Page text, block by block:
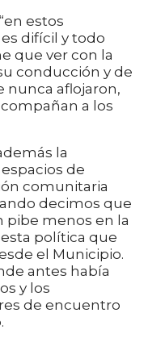
estos
difícil y todo
que ver con la
conducción y de
nunca aflojaron,
a los
la
de
comunitaria
decimos que
pibe menos en la
política que
el Municipio.
antes había
y los
de encuentro